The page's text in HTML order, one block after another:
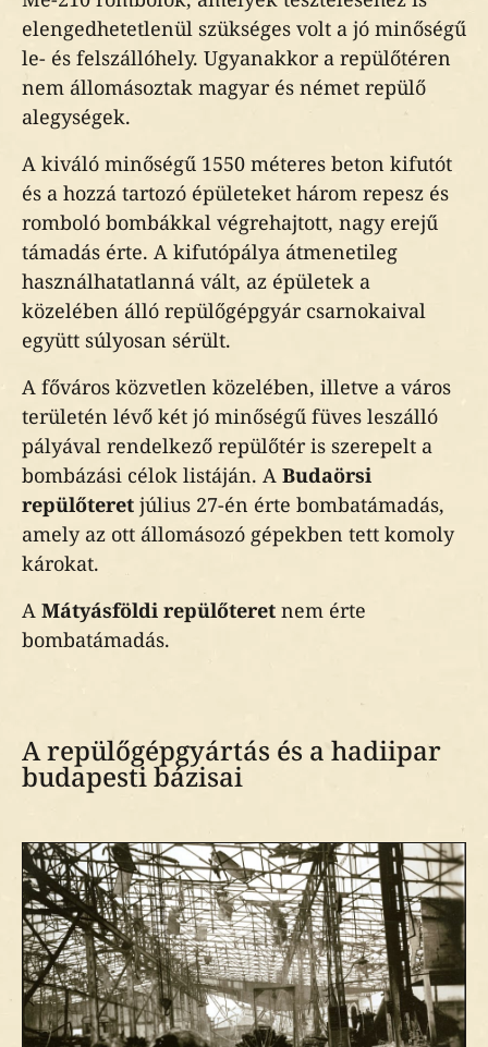
elengedhetetlenül szükséges volt a jó minőségű
le- és felszállóhely. Ugyanakkor a repülőtéren
nem állomásoztak magyar és német repülő
alegységek.
A kiváló minőségű 1550 méteres beton kifutót
és a hozzá tartozó épületeket három repesz és
romboló bombákkal végrehajtott, nagy erejű
támadás érte. A kifutópálya átmenetileg
használhatatlanná vált, az épületek a
közelében álló repülőgépgyár csarnokaival
együtt súlyosan sérült.
A főváros közvetlen közelében, illetve a város
területén lévő két jó minőségű füves leszálló
pályával rendelkező repülőtér is szerepelt a
bombázási célok listáján. A Budaörsi
repülőteret július 27-én érte bombatámadás,
amely az ott állomásozó gépekben tett komoly
károkat.
A Mátyásföldi repülőteret nem érte
bombatámadás.
A repülőgépgyártás és a hadiipar
budapesti bázisai